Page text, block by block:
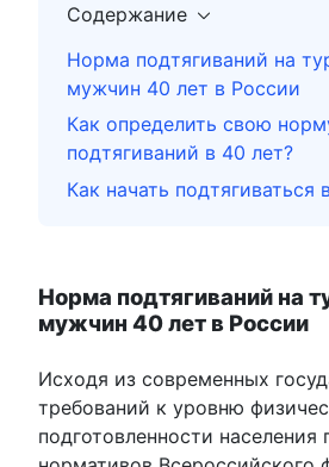
Содержание
Норма подтягиваний на
мужчин 40 лет в России
Как определить свою
подтягиваний в 40 лет?
Как начать подтягиваться
Норма подтягиваний на
мужчин 40 лет в России
Исходя из современных
требований к уровню
подготовленности